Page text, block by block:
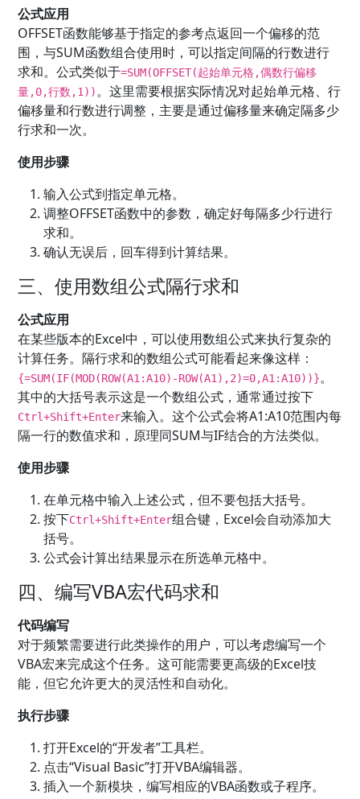
公式应用
OFFSET函数能够基于指定的参考点返回一个偏移的范
围，与SUM函数组合使用时，可以指定间隔的行数进行
求和。公式类似于=SUM(OFFSET(起始单元格,偶数行偏移
量,0,行数,1))。这里需要根据实际情况对起始单元格、行
偏移量和行数进行调整，主要是通过偏移量来确定隔多少
行求和一次。
使用步骤
输入公式到指定单元格。
调整OFFSET函数中的参数，确定好每隔多少行进行
求和。
确认无误后，回车得到计算结果。
三、使用数组公式隔行求和
公式应用
在某些版本的Excel中，可以使用数组公式来执行复杂的
计算任务。隔行求和的数组公式可能看起来像这样：
{=SUM(IF(MOD(ROW(A1:A10)-ROW(A1),2)=0,A1:A10))}。
其中的大括号表示这是一个数组公式，通常通过按下
Ctrl+Shift+Enter来输入。这个公式会将A1:A10范围内每
隔一行的数值求和，原理同SUM与IF结合的方法类似。
使用步骤
在单元格中输入上述公式，但不要包括大括号。
按下Ctrl+Shift+Enter组合键，Excel会自动添加大
括号。
公式会计算出结果显示在所选单元格中。
四、编写VBA宏代码求和
代码编写
对于频繁需要进行此类操作的用户，可以考虑编写一个
VBA宏来完成这个任务。这可能需要更高级的Excel技
能，但它允许更大的灵活性和自动化。
执行步骤
打开Excel的“开发者”工具栏。
点击“Visual Basic”打开VBA编辑器。
插入一个新模块，编写相应的VBA函数或子程序。